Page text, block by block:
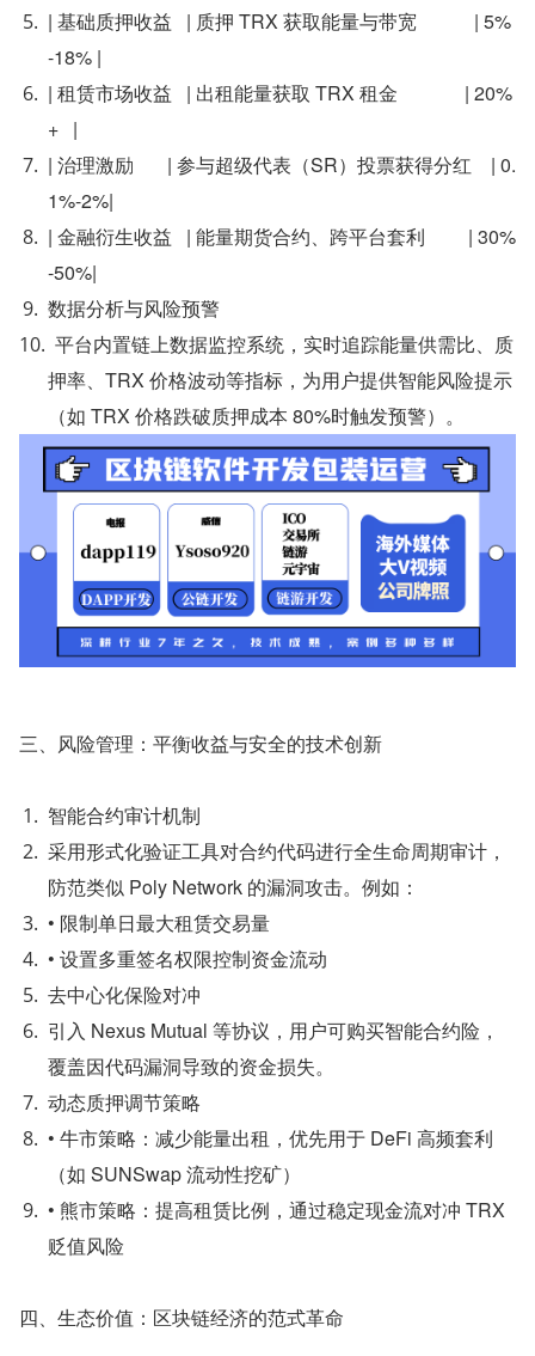
| 基础质押收益   | 质押 TRX 获取能量与带宽            | 5%
-18% |
| 租赁市场收益   | 出租能量获取 TRX 租金              | 20%
+   |
| 治理激励       | 参与超级代表（SR）投票获得分红    | 0.
1%-2%|
| 金融衍生收益   | 能量期货合约、跨平台套利         | 30%
-50%|
数据分析与风险预警
平台内置链上数据监控系统，实时追踪能量供需比、质
押率、TRX 价格波动等指标，为用户提供智能风险提示
（如 TRX 价格跌破质押成本 80%时触发预警）。
三、风险管理：平衡收益与安全的技术创新
智能合约审计机制
采用形式化验证工具对合约代码进行全生命周期审计，
防范类似 Poly Network 的漏洞攻击。例如：
• 限制单日最大租赁交易量
• 设置多重签名权限控制资金流动
去中心化保险对冲
引入 Nexus Mutual 等协议，用户可购买智能合约险，
覆盖因代码漏洞导致的资金损失。
动态质押调节策略
• 牛市策略：减少能量出租，优先用于 DeFi 高频套利
（如 SUNSwap 流动性挖矿）
• 熊市策略：提高租赁比例，通过稳定现金流对冲 TRX
贬值风险
四、生态价值：区块链经济的范式革命